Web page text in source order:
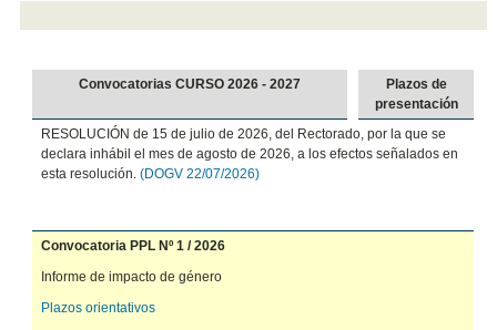
Convocatorias CURSO 2026 - 2027
Plazos de
presentación
RESOLUCIÓN de 15 de julio de 2026, del Rectorado, por la que se
declara inhábil el mes de agosto de 2026, a los efectos señalados en
esta resolución.(DOGV 22/07/2026)
Convocatoria PPL Nº 1 / 2026
Informe de impacto de género
Plazos orientativos